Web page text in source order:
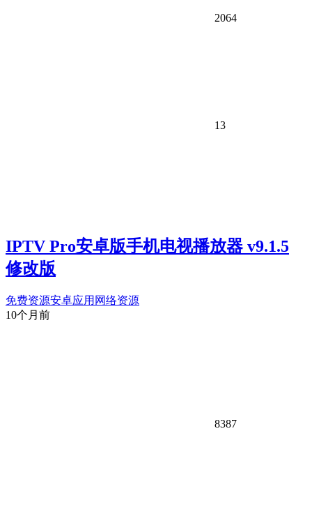
2064
13
IPTV Pro安卓版手机电视播放器 v9.1.5
修改版
免费资源安卓应用 网络资源
10个月前
8387